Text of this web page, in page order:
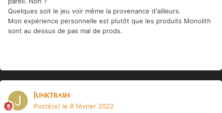
Quelques soit le jeu voir même la provenance d'ailleurs.
Mon expérience personnelle est plutôt que les produits Monolith
sont au dessus de pas mal de prods.
Junktrash
Posté(e) le 8 février 2022